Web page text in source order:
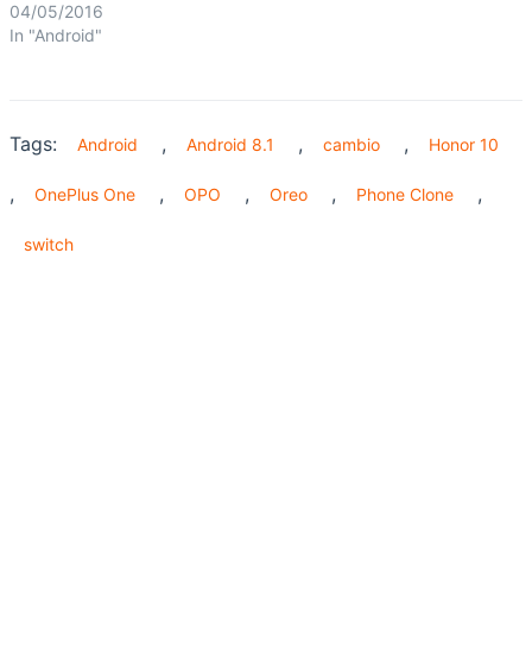
04/05/2016
In "Android"
Tags: Android , Android 8.1 , cambio , Honor 10
, OnePlus One , OPO , Oreo , Phone Clone ,
switch